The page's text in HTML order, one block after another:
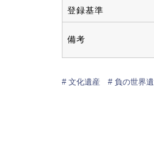
登録基準
備考
文化遺産 負の世界